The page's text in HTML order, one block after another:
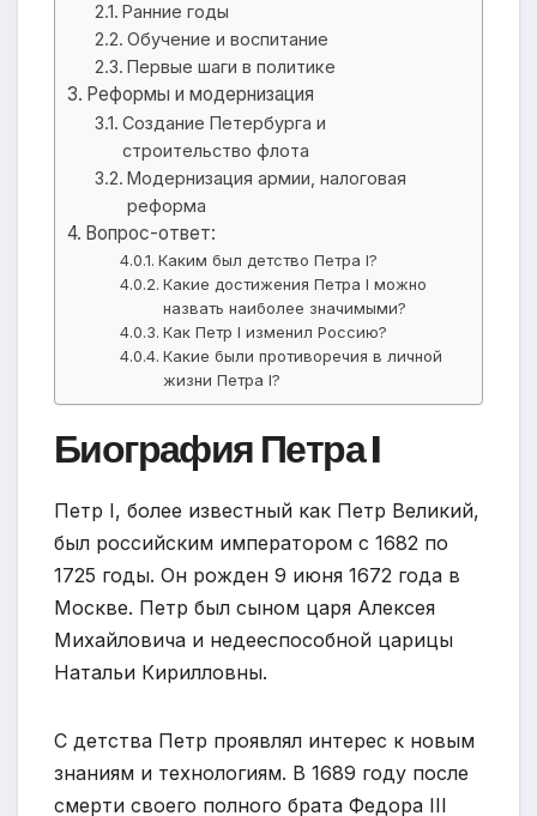
Ранние годы
Обучение и воспитание
Первые шаги в политике
Реформы и модернизация
Создание Петербурга и
строительство флота
Модернизация армии, налоговая
реформа
Вопрос-ответ:
Каким был детство Петра I?
Какие достижения Петра I можно
назвать наиболее значимыми?
Как Петр I изменил Россию?
Какие были противоречия в личной
жизни Петра I?
Биография Петра I
Петр I, более известный как Петр Великий,
был российским императором с 1682 по
1725 годы. Он рожден 9 июня 1672 года в
Москве. Петр был сыном царя Алексея
Михайловича и недееспособной царицы
Натальи Кирилловны.
С детства Петр проявлял интерес к новым
знаниям и технологиям. В 1689 году после
смерти своего полного брата Федора III